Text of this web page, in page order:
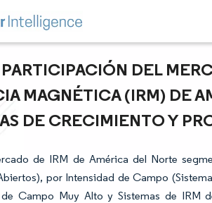
DEL
MAGNÉTICA (IRM) DE
DE CRECIMIENTO Y
de IRM de América del Norte
por Intensidad de Campo
Campo Muy Alto y Sistemas de IRM